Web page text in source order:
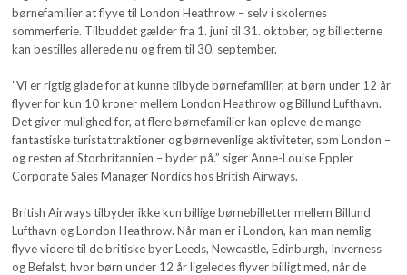
børnefamilier at flyve til London Heathrow – selv i skolernes
sommerferie. Tilbuddet gælder fra 1. juni til 31. oktober, og billetterne
kan bestilles allerede nu og frem til 30. september.
”Vi er rigtig glade for at kunne tilbyde børnefamilier, at børn under 12 år
flyver for kun 10 kroner mellem London Heathrow og Billund Lufthavn.
Det giver mulighed for, at flere børnefamilier kan opleve de mange
fantastiske turistattraktioner og børnevenlige aktiviteter, som London –
og resten af Storbritannien – byder på.” siger Anne-Louise Eppler
Corporate Sales Manager Nordics hos British Airways.
British Airways tilbyder ikke kun billige børnebilletter mellem Billund
Lufthavn og London Heathrow. Når man er i London, kan man nemlig
flyve videre til de britiske byer Leeds, Newcastle, Edinburgh, Inverness
og Befalst, hvor børn under 12 år ligeledes flyver billigt med, når de